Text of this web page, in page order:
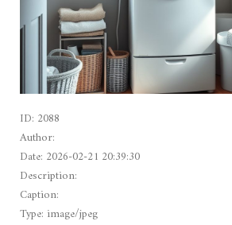
ID: 2088
Author:
Date: 2026-02-21 20:39:30
Description:
Caption:
Type: image/jpeg